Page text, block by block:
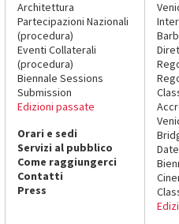
Architettura
Partecipazioni Nazionali
(procedura)
Eventi Collaterali
(procedura)
Biennale Sessions
Submission
Edizioni passate
Orari e sedi
Servizi al pubblico
Come raggiungerci
Contatti
Press